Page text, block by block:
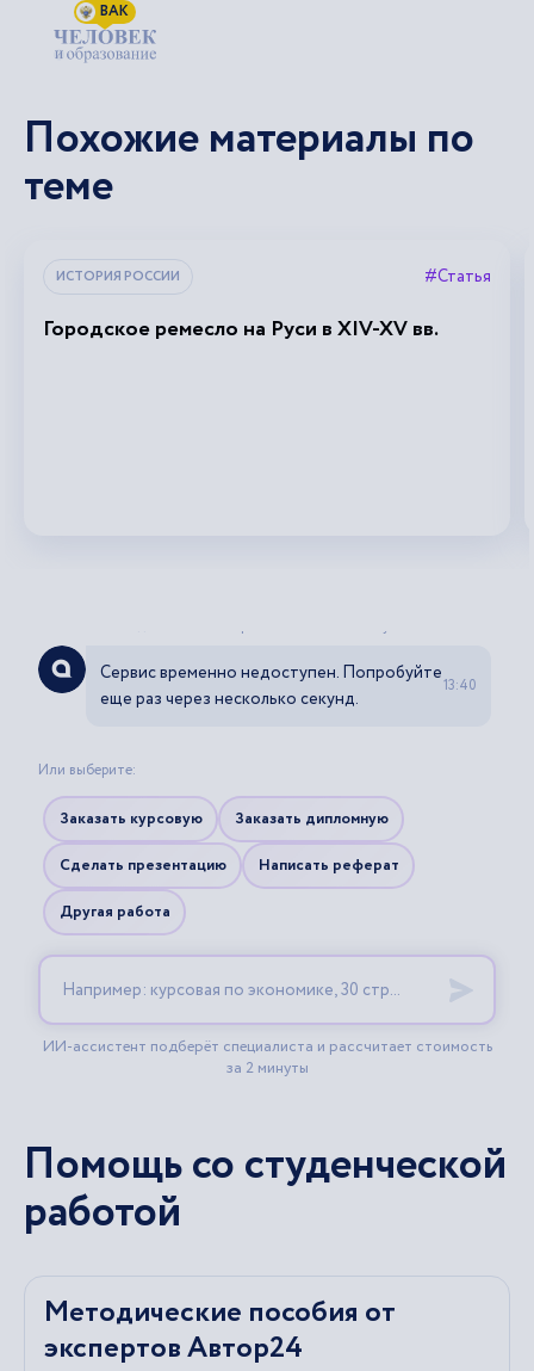
ВАК
Похожие материалы по
теме
ИСТОРИЯ РОССИИ #Статья
Городское ремесло на Руси в XIV-XV вв.
Помощь со студенческой
работой
Методические пособия от
экспертов Автор24